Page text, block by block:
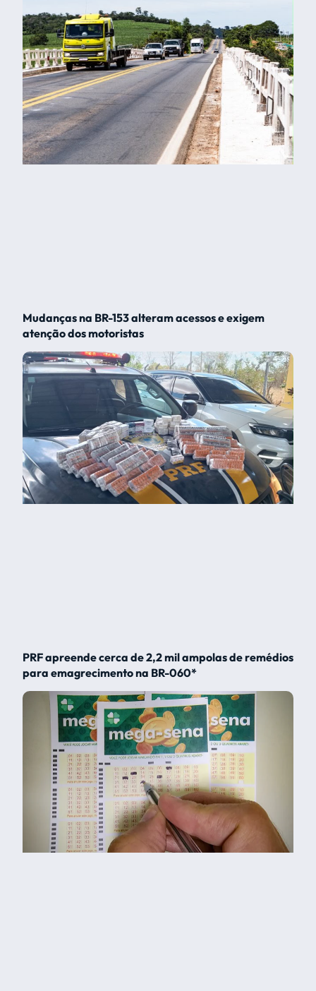
Mudanças na BR-153 alteram acessos e exigem
atenção dos motoristas
PRF apreende cerca de 2,2 mil ampolas de remédios
para emagrecimento na BR-060*